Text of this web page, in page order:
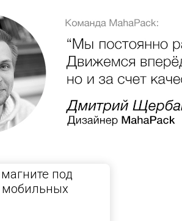
под
мобильных